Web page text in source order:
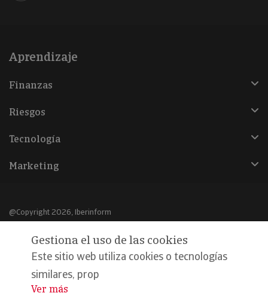
Aprendizaje
Finanzas
Riesgos
Tecnología
Marketing
@Copyright 2026, Iberinform
Aviso legal
Política de cookies
Declaración de privacidad
Gestiona el uso de las cookies
Este sitio web utiliza cookies o tecnologías
similares, prop
...
Ver más